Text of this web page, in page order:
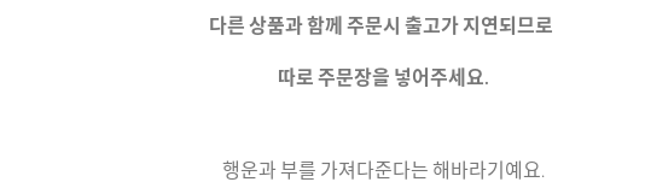
다른 상품과 함께 주문시 출고가 지연되므로
따로 주문장을 넣어주세요.
행운과 부를 가져다준다는 해바라기예요.